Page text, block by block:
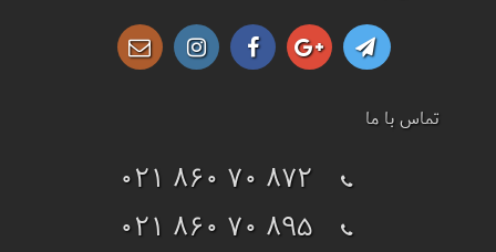
تماس با ما
021 860 70 872
021 860 70 895